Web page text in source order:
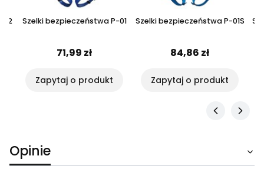
42 Szelki bezpieczeństwa P-01
71,99 zł
Zapytaj o produkt
Szelki bezpieczeństwa P-01S
84,86 zł
Zapytaj o produkt
Opinie